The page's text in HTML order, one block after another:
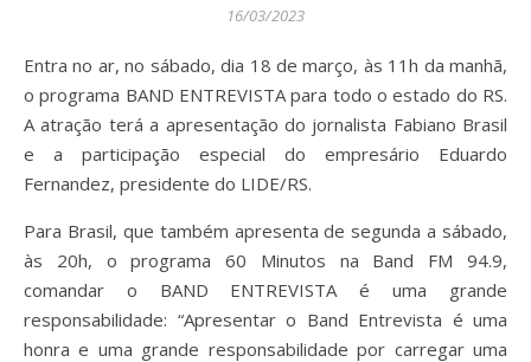
16/03/2023
Entra no ar, no sábado, dia 18 de março, às 11h da manhã,
o programa BAND ENTREVISTA para todo o estado do RS.
A atração terá a apresentação do jornalista Fabiano Brasil
e a participação especial do empresário Eduardo
Fernandez, presidente do LIDE/RS.
Para Brasil, que também apresenta de segunda a sábado,
às 20h, o programa 60 Minutos na Band FM 94.9,
comandar o BAND ENTREVISTA é uma grande
responsabilidade: “Apresentar o Band Entrevista é uma
honra e uma grande responsabilidade por carregar uma